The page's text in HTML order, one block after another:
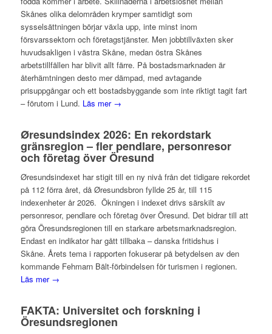
Skånes olika delområden krymper samtidigt som
sysselsättningen börjar växla upp, inte minst inom
försvarssektorn och företagstjänster. Men jobbtillväxten sker
huvudsakligen i västra Skåne, medan östra Skånes
arbetstillfällen har blivit allt färre. På bostadsmarknaden är
återhämtningen desto mer dämpad, med avtagande
prisuppgångar och ett bostadsbyggande som inte riktigt tagit fart
– förutom i Lund. Läs mer →
Øresundsindex 2026: En rekordstark
gränsregion – fler pendlare, personresor
och företag över Öresund
Øresundsindexet har stigit till en ny nivå från det tidigare rekordet
på 112 förra året, då Øresundsbron fyllde 25 år, till 115
indexenheter år 2026. Ökningen i indexet drivs särskilt av
personresor, pendlare och företag över Öresund. Det bidrar till att
göra Öresundsregionen till en starkare arbetsmarknadsregion.
Endast en indikator har gått tillbaka – danska fritidshus i
Skåne. Årets tema i rapporten fokuserar på betydelsen av den
kommande Fehmarn Bält-förbindelsen för turismen i regionen.
Läs mer →
FAKTA: Universitet och forskning i
Öresundsregionen